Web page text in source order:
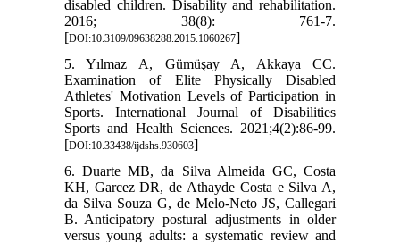
disabled children. Disability and rehabilitation.
2016; 38(8): 761-7.
[DOI:10.3109/09638288.2015.1060267]
5. Yılmaz A, Gümüşay A, Akkaya CC.
Examination of Elite Physically Disabled
Athletes' Motivation Levels of Participation in
Sports. International Journal of Disabilities
Sports and Health Sciences. 2021;4(2):86-99.
[DOI:10.33438/ijdshs.930603]
6. Duarte MB, da Silva Almeida GC, Costa
KH, Garcez DR, de Athayde Costa e Silva A,
da Silva Souza G, de Melo-Neto JS, Callegari
B. Anticipatory postural adjustments in older
versus young adults: a systematic review and